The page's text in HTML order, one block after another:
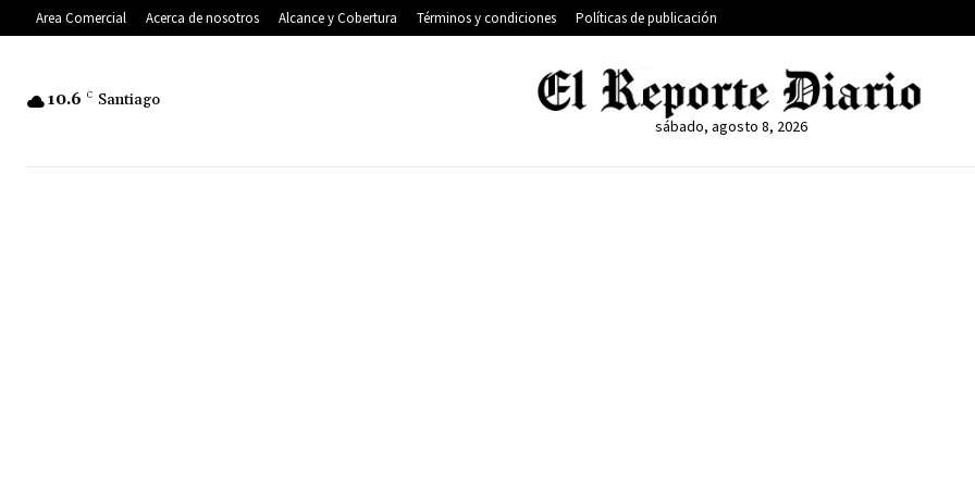
Area Comercial Acerca de nosotros Alcance y Cobertura Términos y condiciones Políticas de publicación
10.6 C Santiago
sábado, agosto 8, 2026